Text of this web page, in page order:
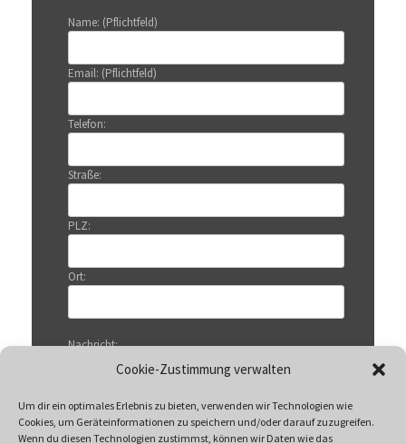
Cookie-Zustimmung verwalten
Um dir ein optimales Erlebnis zu bieten, verwenden wir Technologien wie
Cookies, um Geräteinformationen zu speichern und/oder darauf zuzugreifen.
Wenn du diesen Technologien zustimmst, können wir Daten wie das
Name: (Pflichtfeld)
Email: (Pflichtfeld)
Telefon:
Straße:
PLZ:
Ort:
Nachricht: